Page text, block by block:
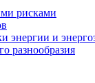
рисками
энергии и
разнообразия